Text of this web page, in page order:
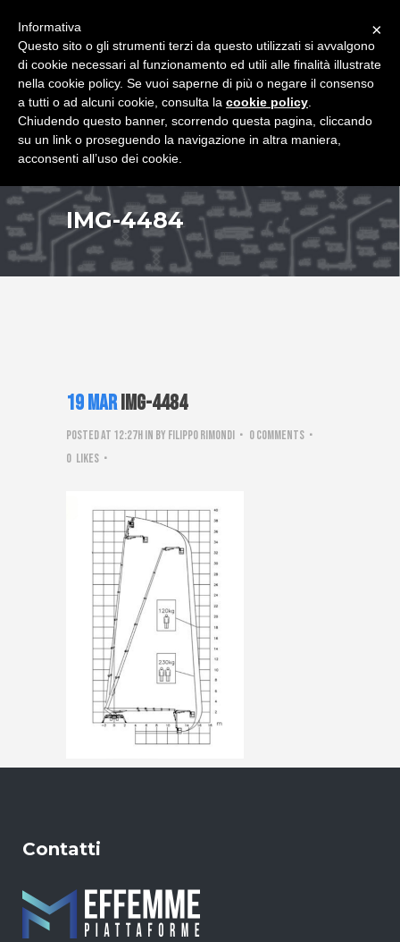
IMG-4484
19 MarIMG-4484
Posted at 12:27hin by Filippo Rimondi
0 Comments
0 Likes
Contatti
×
Informativa
Questo sito o gli strumenti terzi da questo utilizzati si avvalgono
di cookie necessari al funzionamento ed utili alle finalità illustrate
nella cookie policy. Se vuoi saperne di più o negare il consenso
a tutti o ad alcuni cookie, consulta la cookie policy
Chiudendo questo banner, scorrendo questa pagina, cliccando
su un link o proseguendo la navigazione in altra maniera,
acconsenti all’uso dei cookie.